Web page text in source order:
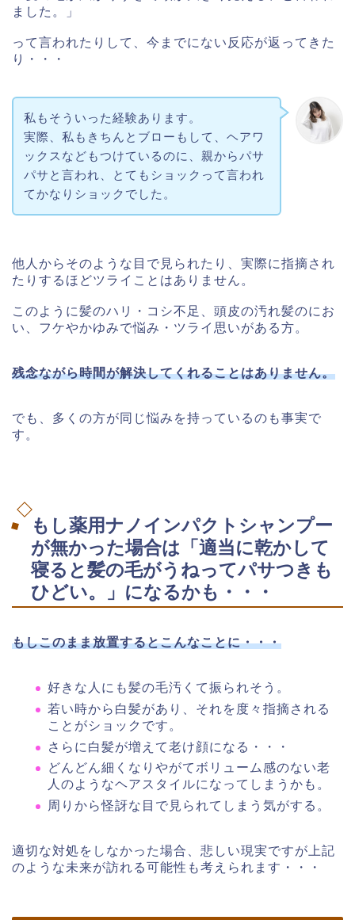
ました。」
って言われたりして、今までにない反応が返ってきた
り・・・
私もそういった経験あります。
実際、私もきちんとブローもして、ヘアワ
ックスなどもつけているのに、親からパサ
パサと言われ、とてもショックって言われ
てかなりショックでした。
他人からそのような目で見られたり、実際に指摘され
たりするほどツライことはありません。
このように髪のハリ・コシ不足、頭皮の汚れ髪のにお
い、フケやかゆみで悩み・ツライ思いがある方。
残念ながら時間が解決してくれることはありません。
でも、多くの方が同じ悩みを持っているのも事実で
す。
もし薬用ナノインパクトシャンプー
が無かった場合は「適当に乾かして
寝ると髪の毛がうねってパサつきも
ひどい。」になるかも・・・
もしこのまま放置するとこんなことに・・・
好きな人にも髪の毛汚くて振られそう。
若い時から白髪があり、それを度々指摘される
ことがショックです。
さらに白髪が増えて老け顔になる・・・
どんどん細くなりやがてボリューム感のない老
人のようなヘアスタイルになってしまうかも。
周りから怪訝な目で見られてしまう気がする。
適切な対処をしなかった場合、悲しい現実ですが上記
のような未来が訪れる可能性も考えられます・・・